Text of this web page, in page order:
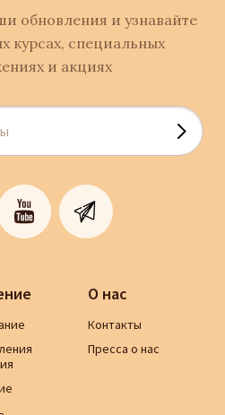
обновления и узнавайте
курсах, специальных
и акциях
О нас
Контакты
Пресса о нас